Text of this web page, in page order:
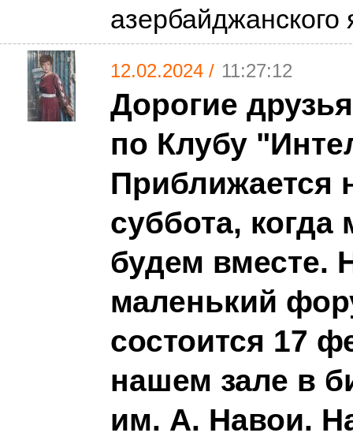
12.02.2024 / 11:27:12
Дорогие
по Клубу
Приближается
суббота,
будем вместе.
маленький
состоится 17
нашем зале в
им. А. Навои.